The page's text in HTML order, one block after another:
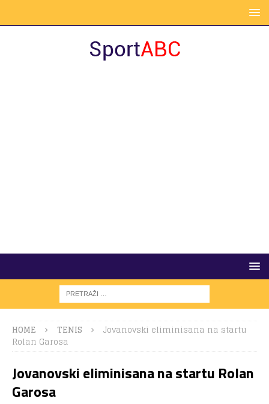
HOME TENIS
Jovanovski eliminisana na startu
Rolan Garosa
Jovanovski eliminisana na startu Rolan
Garosa